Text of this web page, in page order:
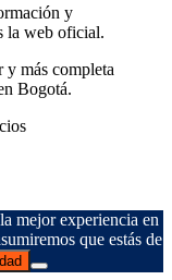
y
la web oficial.
más completa
Bogotá.
mejor experiencia en
que estás de